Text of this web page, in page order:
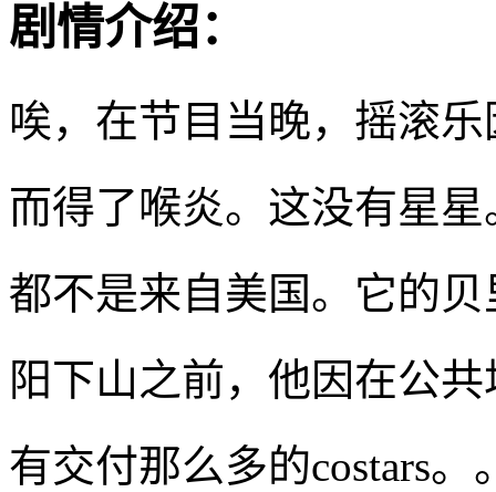
剧情介绍：
唉，在节目当晚，摇滚
而得了喉炎。这没有星
都不是来自美国。它的
阳下山之前，他因在公
有交付那么多的costars